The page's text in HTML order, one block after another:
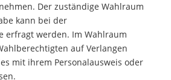
Der zuständige Wahlraum
kann bei der
erfragt werden. Im Wahlraum
auf Verlangen
mit ihrem Personalausweis oder